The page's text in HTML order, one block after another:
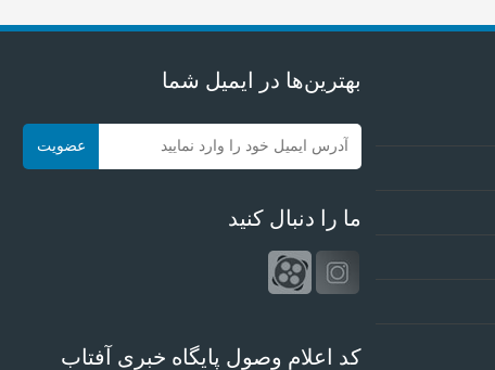
بهترین‌ها در ایمیل شما
ما را دنبال کنید
کد اعلام وصول پایگاه خبری آفتاب